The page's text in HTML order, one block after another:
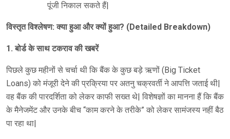
पूंजी निकाल सकते हैं|
विस्तृत विश्लेषण: क्या हुआ और क्यों हुआ? (Detailed Breakdown)
1. बोर्ड के साथ टकराव की खबरें
पिछले कुछ महीनों से चर्चा थी कि बैंक के कुछ बड़े ऋणों (Big Ticket
Loans) को मंजूरी देने की प्रक्रिया पर अतनु चक्रवर्ती ने आपत्ति जताई थी|
वह बैंक की पारदर्शिता को लेकर काफी सख्त थे| विशेषज्ञों का मानना हैं कि बैंक
के मैनेजमेंट और उनके बीच “काम करने के तरीके” को लेकर सामंजस्य नहीं बैठ
पा रहा था|